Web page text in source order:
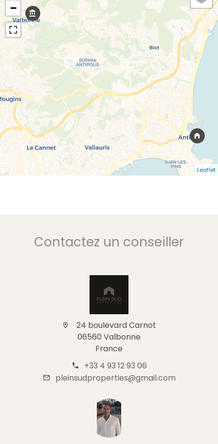
−
Leaflet
Contactez un conseiller
24 boulevard Carnot
06560 Valbonne
France
+33 4 93 12 93 06
pleinsudproperties@gmail.com